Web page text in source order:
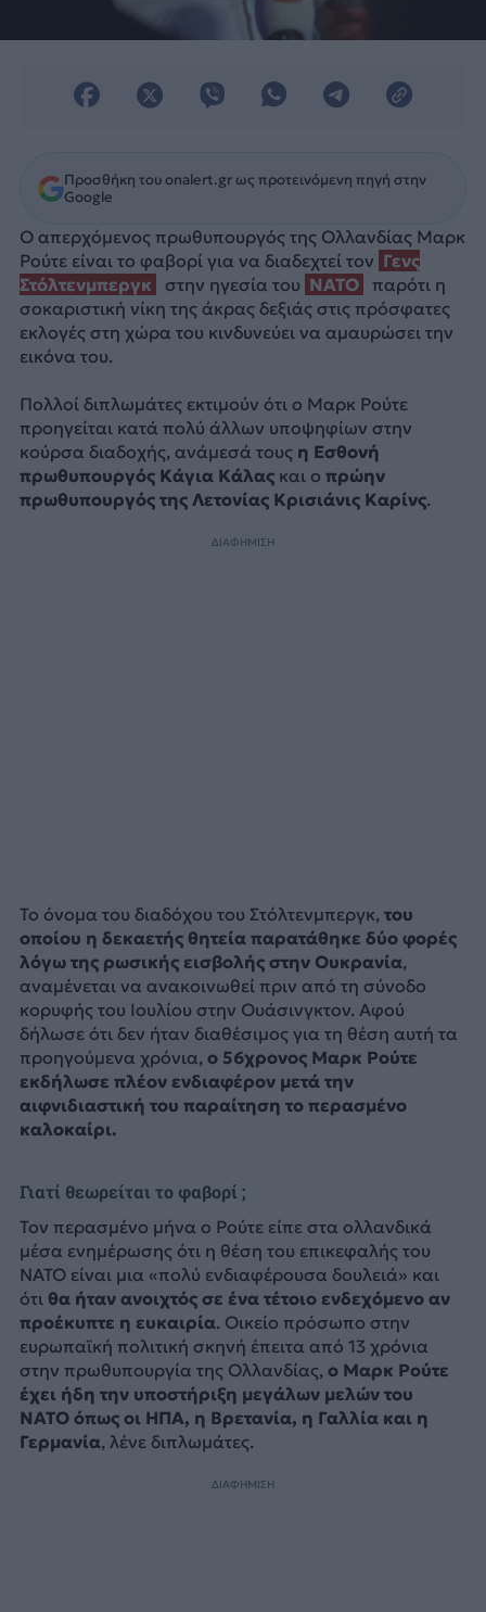
Προσθήκη του onalert.gr ως προτεινόμενη πηγή στην
Google
Ο απερχόμενος πρωθυπουργός της Ολλανδίας Μαρκ
Ρούτε είναι το φαβορί για να διαδεχτεί τον Γενς
Στόλτενμπεργκ
στην ηγεσία του NATO
παρότι η
σοκαριστική νίκη της άκρας δεξιάς στις πρόσφατες
εκλογές στη χώρα του κινδυνεύει να αμαυρώσει την
εικόνα του.
Πολλοί διπλωμάτες εκτιμούν ότι ο Μαρκ Ρούτε
προηγείται κατά πολύ άλλων υποψηφίων στην
κούρσα διαδοχής, ανάμεσά τους η Εσθονή
πρωθυπουργός Κάγια Κάλαςκαι ο πρώην
πρωθυπουργός της Λετονίας Κρισιάνις Καρίνς.
ΔΙΑΦΗΜΙΣΗ
Το όνομα του διαδόχου του Στόλτενμπεργκ, του
οποίου η δεκαετής θητεία παρατάθηκε δύο φορές
λόγω της ρωσικής εισβολής στην Ουκρανία,
αναμένεται να ανακοινωθεί πριν από τη σύνοδο
κορυφής του Ιουλίου στην Ουάσινγκτον. Αφού
δήλωσε ότι δεν ήταν διαθέσιμος για τη θέση αυτή τα
προηγούμενα χρόνια, ο 56χρονος Μαρκ Ρούτε
εκδήλωσε πλέον ενδιαφέρον μετά την
αιφνιδιαστική του παραίτηση το περασμένο
καλοκαίρι.
Γιατί θεωρείται το φαβορί ;
Τον περασμένο μήνα ο Ρούτε είπε στα ολλανδικά
μέσα ενημέρωσης ότι η θέση του επικεφαλής του
NATO είναι μια «πολύ ενδιαφέρουσα δουλειά» και
ότι θα ήταν ανοιχτός σε ένα τέτοιο ενδεχόμενο αν
προέκυπτε η ευκαιρία. Οικείο πρόσωπο στην
ευρωπαϊκή πολιτική σκηνή έπειτα από 13 χρόνια
στην πρωθυπουργία της Ολλανδίας, ο Μαρκ Ρούτε
έχει ήδη την υποστήριξη μεγάλων μελών του
NATO όπως οι ΗΠΑ, η Βρετανία, η Γαλλία και η
Γερμανία, λένε διπλωμάτες.
ΔΙΑΦΗΜΙΣΗ